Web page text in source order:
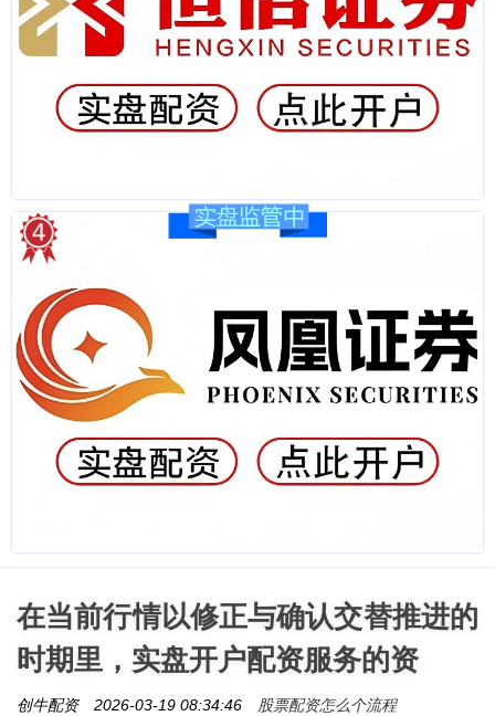
在当前行情以修正与确认交替推进的
时期里，实盘开户配资服务的资
创牛配资 2026-03-19 08:34:46 股票配资怎么个流程